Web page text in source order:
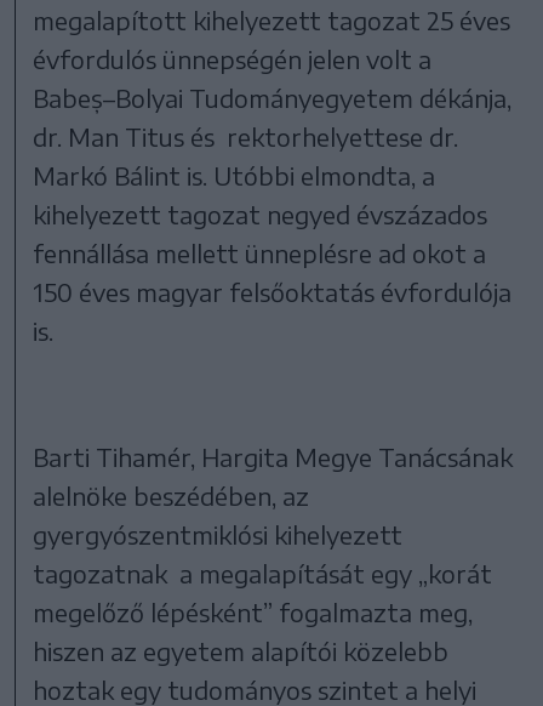
megalapított kihelyezett tagozat 25 éves
évfordulós ünnepségén jelen volt a
Babeș–Bolyai Tudományegyetem dékánja,
dr. Man Titus és rektorhelyettese dr.
Markó Bálint is. Utóbbi elmondta, a
kihelyezett tagozat negyed évszázados
fennállása mellett ünneplésre ad okot a
150 éves magyar felsőoktatás évfordulója
is.
Barti Tihamér, Hargita Megye Tanácsának
alelnöke beszédében, az
gyergyószentmiklósi kihelyezett
tagozatnak a megalapítását egy „korát
megelőző lépésként” fogalmazta meg,
hiszen az egyetem alapítói közelebb
hoztak egy tudományos szintet a helyi